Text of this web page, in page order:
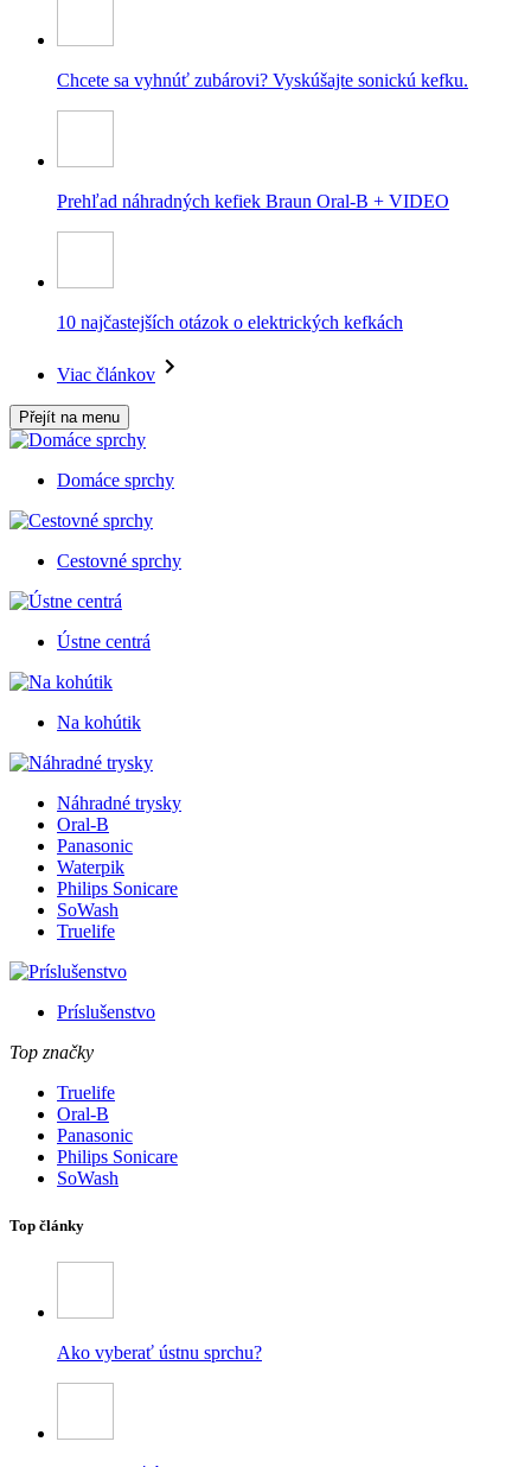
Chcete sa vyhnúť zubárovi? Vyskúšajte sonickú kefku.
Prehľad náhradných kefiek Braun Oral-B + VIDEO
10 najčastejších otázok o elektrických kefkách
Viac článkov
Přejít na menu
Domáce sprchy
Cestovné sprchy
Ústne centrá
Na kohútik
Náhradné trysky
Oral-B
Panasonic
Waterpik
Philips Sonicare
SoWash
Truelife
Príslušenstvo
Top značky
Truelife
Oral-B
Panasonic
Philips Sonicare
SoWash
Top články
Ako vyberať ústnu sprchu?